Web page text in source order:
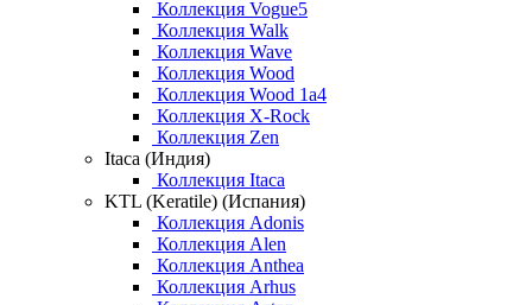
Коллекция Vogue5
Коллекция Walk
Коллекция Wave
Коллекция Wood
Коллекция Wood 1a4
Коллекция X-Rock
Коллекция Zen
Itaca (Индия)
Коллекция Itaca
KTL (Keratile) (Испания)
Коллекция Adonis
Коллекция Alen
Коллекция Anthea
Коллекция Arhus